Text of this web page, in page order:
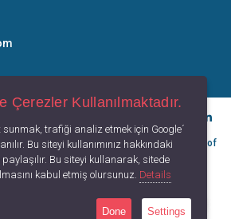
Protection of
Personal Data
Privacy
Principles
Terms of
Use
Çerezler Kullanılmaktadır.
sunmak, trafiği analiz etmek için Google´
Bu siteyi kullanımınız hakkındaki
Bu siteyi kullanarak, sitede
kabul etmiş olursunuz. Details
Done Settings